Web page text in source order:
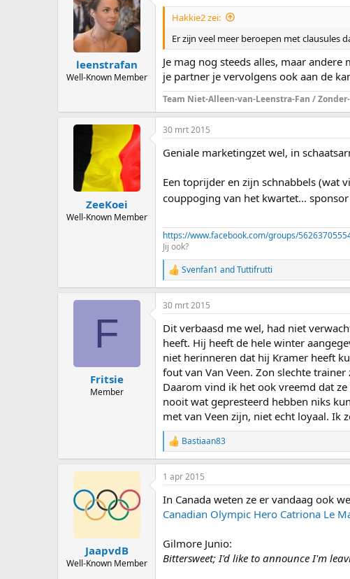
leenstrafan
Well-Known Member
Hakkie2 zei:
Er zijn veel meer beroepen met clausules
Je mag nog steeds alles, maar
je partner je vervolgens ook aan de
Team Niet-Alleen-van-Leenstra-Fan /
ZeeKoei
Well-Known Member
30 mrt 2015
Geniale marketingzet wel, in
Een toprijder en zijn schnabbels (wat
couppoging van het kwartet...
https://www.facebook.com/groups/
Jij ook?
R
e
a
c
i
o
n
s
:
Svenfan1 andTuttifrutti
F
Fritsie
Member
30 mrt 2015
Dit verbaasd me wel, had niet
heeft. Hij heeft de hele winter
niet herinneren dat hij Kramer heeft
fout van Van Veen. Zon slechte
Daarom vind ik het ook vreemd dat
nooit wat gepresteerd hebben niks
met van Veen zijn, niet echt loyaal. Ik
R
e
a
c
i
o
:
Bastiaan83
JaapvdB
Well-Known Member
1 apr 2015
In Canada weten ze er vandaag ook
Canadian Olympic Hero Catriona Le
Gilmore Junio:
Bittersweet; I'd like to announce I'm